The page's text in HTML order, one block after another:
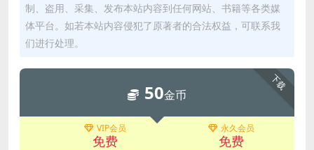
制、盗用、采集、发布本站内容到任何网站、书籍等各类媒
体平台。如若本站内容侵犯了原著者的合法权益，可联系我
们进行处理。
下载
50金币
VIP会员
免费
永久会员
免费